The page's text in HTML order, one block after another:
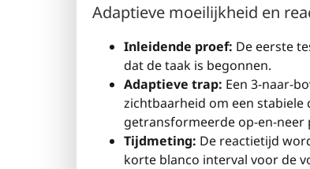
Adaptieve moeilijkheid en
Inleidende proef: De eerste
dat de taak is begonnen.
Adaptieve trap: Een 3-naar-
zichtbaarheid om een stabiele
getransformeerde op-en-neer
Tijdmeting: De reactietijd
korte blanco interval voor de